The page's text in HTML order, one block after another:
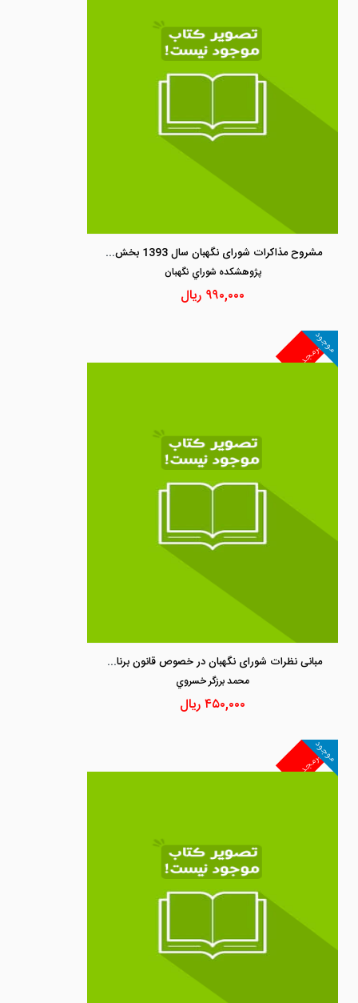
مشروح مذاکرات شورای نگهبان سال 1393 بخش اول (فروردین تا شهریور)
پژوهشكده شوراي نگهبان
۹۹۰,۰۰۰ ریال
غیرمجد
موجود
مبانی نظرات شورای نگهبان در خصوص قانون برنامه پنجم و قوانین بودجه مربوط به آن (1394-1389)
محمد برزگر خسروي
۴۵۰,۰۰۰ریال
غیرمجد
موجود